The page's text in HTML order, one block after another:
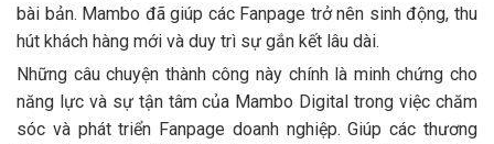
bài bản. Mambo đã giúp các Fanpage trở nên sinh động, thu
hút khách hàng mới và duy trì sự gắn kết lâu dài.
Những câu chuyện thành công này chính là minh chứng cho
năng lực và sự tận tâm của Mambo Digital trong việc chăm
sóc và phát triển Fanpage doanh nghiệp. Giúp các thương